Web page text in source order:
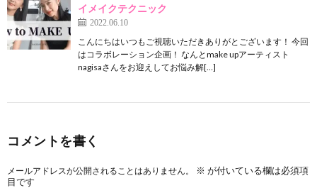
イメイクテクニック
2022.06.10
こんにちはいつもご視聴いただきありがとございます！ 今回
はコラボレーション企画！ なんとmake upアーティスト
nagisaさんをお迎えしてお悩み解[…]
コメントを書く
メールアドレスが公開されることはありません。 ※ が付いている欄は必須項
目です